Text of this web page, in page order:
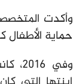
وأكدت
حماية
وفي